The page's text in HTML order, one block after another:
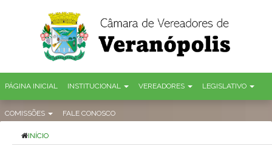
PÁGINA INICIAL INSTITUCIONAL VEREADORES LEGISLATIVO
COMISSÕES FALE CONOSCO
INÍCIO